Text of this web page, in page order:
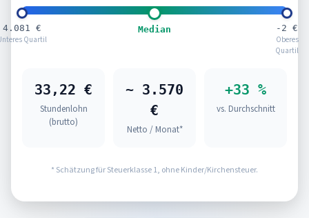
4.081 €
Quartil
Median
-2 €
Oberes
Quartil
33,22 €
Stundenlohn
(brutto)
~ 3.570
€
Netto / Monat*
+33 %
vs. Durchschnitt
* Schätzung für Steuerklasse 1, ohne Kinder/Kirchensteuer.